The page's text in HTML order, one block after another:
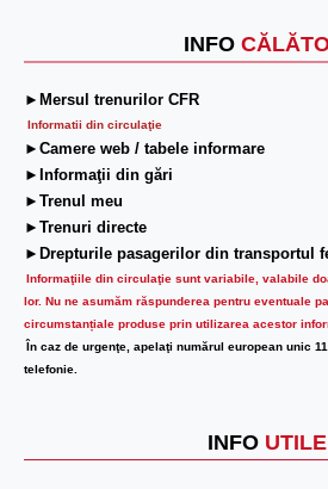
INFO
►Mersul trenurilor CFR
Informatii din circulaţie
►Camere web / tabele informare
►Informaţii din gări
►Trenul meu
►Trenuri directe
►Drepturile pasagerilor din transportul
Informaţiile din circulaţie sunt variabile, valabile
lor. Nu ne asumăm răspunderea pentru eventuale
circumstanțiale produse prin utilizarea acestor
În caz de urgenţe, apelaţi numărul european unic
telefonie.
INFO UTILE